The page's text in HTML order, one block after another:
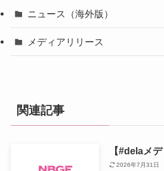
ニュース（海外版）
メディアリリース
関連記事
【#delaメデ
2026年7月31日